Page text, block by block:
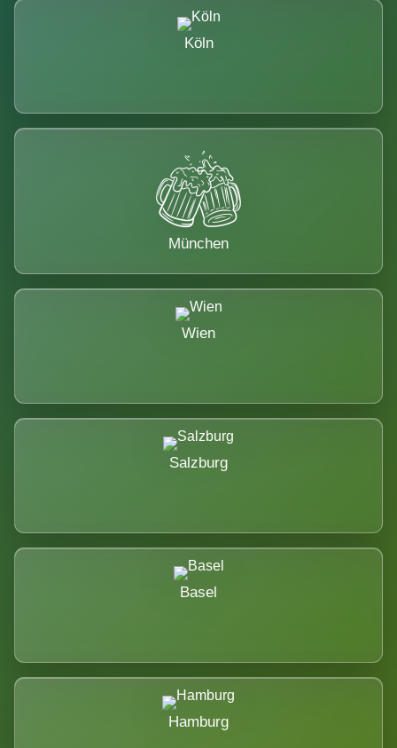
Köln
München
Wien
Salzburg
Basel
Hamburg